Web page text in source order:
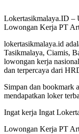
Lokertasikmalaya.ID –
Lowongan Kerja PT
lokertasikmalaya.id
Tasikmalaya, Ciamis,
lowongan kerja
dan terpercaya dari
Simpan dan bookmark
mendapatkan loker
Ingat kerja Ingat
Lowongan Kerja PT